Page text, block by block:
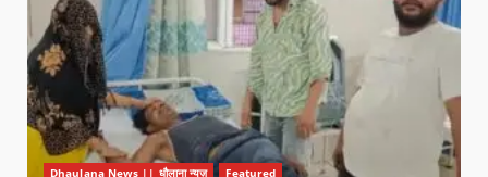
Dhaulana News || धौलाना न्यूज़ Featured